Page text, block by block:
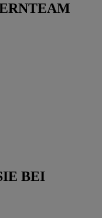
BEI